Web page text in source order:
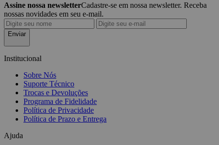
Assine nossa newsletterCadastre-se em nossa newsletter. Receba
nossas novidades em seu e-mail.
Enviar
Institucional
Sobre Nós
Suporte Técnico
Trocas e Devoluções
Programa de Fidelidade
Política de Privacidade
Política de Prazo e Entrega
Ajuda